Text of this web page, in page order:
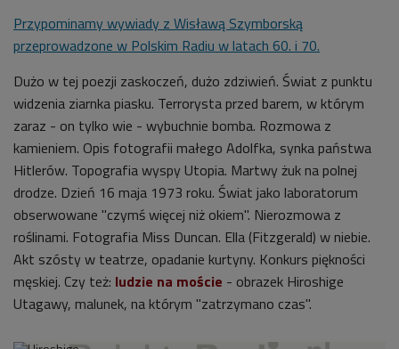
Przypominamy wywiady z Wisławą Szymborską
przeprowadzone w Polskim Radiu w latach 60. i 70.
Dużo w tej poezji zaskoczeń, dużo zdziwień. Świat z punktu
widzenia ziarnka piasku. Terrorysta przed barem, w którym
zaraz - on tylko wie - wybuchnie bomba. Rozmowa z
kamieniem. Opis fotografii małego Adolfka, synka państwa
Hitlerów. Topografia wyspy Utopia. Martwy żuk na polnej
drodze. Dzień 16 maja 1973 roku. Świat jako laboratorum
obserwowane "czymś więcej niż okiem". Nierozmowa z
roślinami. Fotografia Miss Duncan. Ella (Fitzgerald) w niebie.
Akt szósty w teatrze, opadanie kurtyny. Konkurs piękności
męskiej. Czy też: ludzie na moście - obrazek Hiroshige
Utagawy, malunek, na którym "zatrzymano czas".